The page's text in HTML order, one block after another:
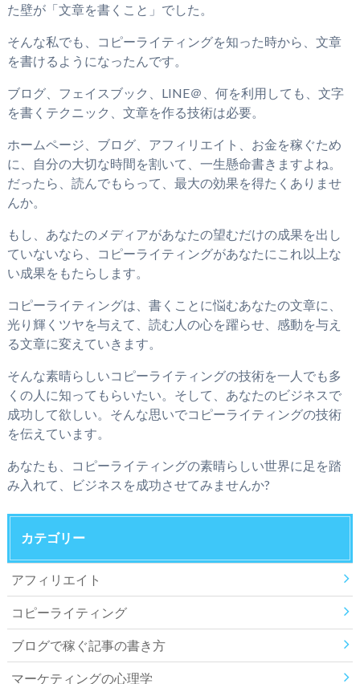
た壁が「文章を書くこと」でした。
そんな私でも、コピーライティングを知った時から、文章
を書けるようになったんです。
ブログ、フェイスブック、LINE＠、何を利用しても、文字
を書くテクニック、文章を作る技術は必要。
ホームページ、ブログ、アフィリエイト、お金を稼ぐため
に、自分の大切な時間を割いて、一生懸命書きますよね。
だったら、読んでもらって、最大の効果を得たくありませ
んか。
もし、あなたのメディアがあなたの望むだけの成果を出し
ていないなら、コピーライティングがあなたにこれ以上な
い成果をもたらします。
コピーライティングは、書くことに悩むあなたの文章に、
光り輝くツヤを与えて、読む人の心を躍らせ、感動を与え
る文章に変えていきます。
そんな素晴らしいコピーライティングの技術を一人でも多
くの人に知ってもらいたい。そして、あなたのビジネスで
成功して欲しい。そんな思いでコピーライティングの技術
を伝えています。
あなたも、コピーライティングの素晴らしい世界に足を踏
み入れて、ビジネスを成功させてみませんか?
カテゴリー
アフィリエイト
コピーライティング
ブログで稼ぐ記事の書き方
マーケティングの心理学